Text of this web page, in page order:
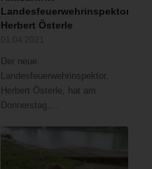
Landesfeuerwehrinspektor
Herbert Österle
Der neue
Landesfeuerwehrinspektor,
Herbert Österle, hat am
Donnerstag,…